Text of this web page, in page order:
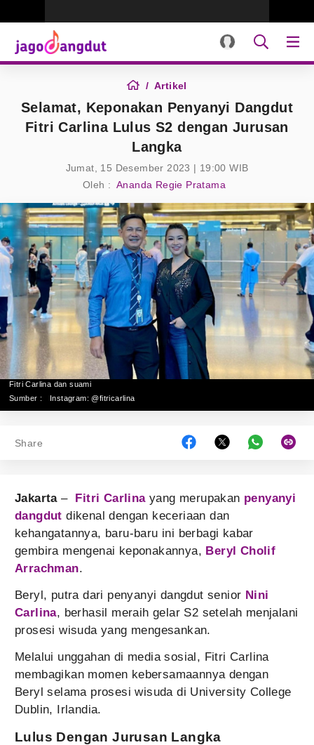
Artikel
Selamat, Keponakan Penyanyi Dangdut
Fitri Carlina Lulus S2 dengan Jurusan
Langka
Jumat, 15 Desember 2023 | 19:00 WIB
Oleh : Ananda Regie Pratama
Fitri Carlina dan suami
Sumber :
Instagram: @fitricarlina
Share
Jakarta– Fitri Carlinayang merupakan penyanyi
dangdut dikenal dengan keceriaan dan
kehangatannya, baru-baru ini berbagi kabar
gembira mengenai keponakannya, Beryl Cholif
Arrachman.
Beryl, putra dari penyanyi dangdut senior Nini
Carlina, berhasil meraih gelar S2 setelah menjalani
prosesi wisuda yang mengesankan.
Melalui unggahan di media sosial, Fitri Carlina
membagikan momen kebersamaannya dengan
Beryl selama prosesi wisuda di University College
Dublin, Irlandia.
Lulus Dengan Jurusan Langka